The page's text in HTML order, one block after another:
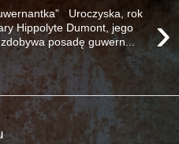
›
Uroczyska, rok
Hippolyte Dumont, jego
posadę guwern...